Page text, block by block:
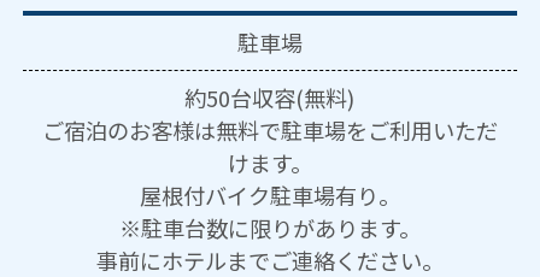
駐車場
約50台収容(無料)
ご宿泊のお客様は無料で駐車場をご利用いただ
けます。
屋根付バイク駐車場有り。
※駐車台数に限りがあります。
事前にホテルまでご連絡ください。